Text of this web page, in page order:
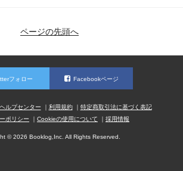
ページの先頭へ
フォロー Facebookページ
ヘルプセンター 利用規約
特定商取引法に基づく表記
ポリシー
Cookieの使用について 採用情報
© 2026 Booklog,Inc. All Rights Reserved.